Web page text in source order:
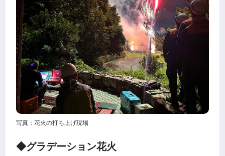
写真：花火の打ち上げ現場
◆グラデーション花火